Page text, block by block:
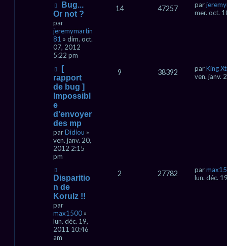
Bug...
Or not ?
par
jeremymartin
81 » dim. oct.
07, 2012
5:22 pm
14 47257 par
mer. oct.
[
rapport
de bug ]
Impossibl
e
d'envoyer
des mp
parDidiou »
ven. janv. 20,
2012 2:15
pm
9 38392 parKing
ven. janv.
Disparitio
n de
Korulz !!
par
max1500 »
lun. déc. 19,
2011 10:46
am
2 27782 par
lun. déc.